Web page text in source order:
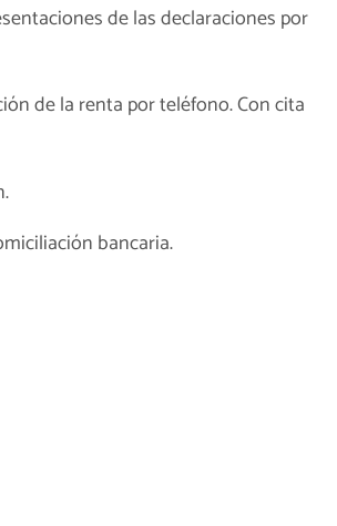
de las declaraciones por
de la renta por teléfono. Con cita
bancaria.